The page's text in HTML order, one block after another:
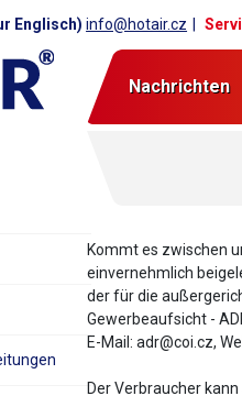
Englisch)info@hotair.cz
Nachrichten
Kommt es zwischen
einvernehmlich
der für die
Gewerbeaufsicht -
E-Mail: adr@coi.cz,
Der Verbraucher